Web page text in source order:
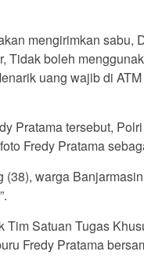
mengirimkan sabu,
Tidak boleh
uang wajib di
Pratama tersebut,
Fredy Pratama
(38), warga
Tim Satuan Tugas
Fredy Pratama